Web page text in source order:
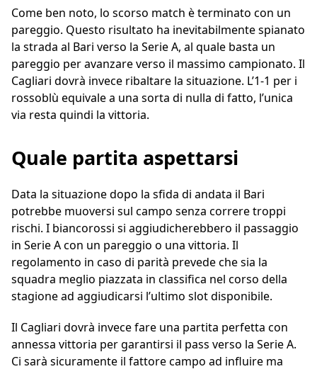
Come ben noto, lo scorso match è terminato con un
pareggio. Questo risultato ha inevitabilmente spianato
la strada al Bari verso la Serie A, al quale basta un
pareggio per avanzare verso il massimo campionato. Il
Cagliari dovrà invece ribaltare la situazione. L’1-1 per i
rossoblù equivale a una sorta di nulla di fatto, l’unica
via resta quindi la vittoria.
Quale partita aspettarsi
Data la situazione dopo la sfida di andata il Bari
potrebbe muoversi sul campo senza correre troppi
rischi. I biancorossi si aggiudicherebbero il passaggio
in Serie A con un pareggio o una vittoria. Il
regolamento in caso di parità prevede che sia la
squadra meglio piazzata in classifica nel corso della
stagione ad aggiudicarsi l’ultimo slot disponibile.
Il Cagliari dovrà invece fare una partita perfetta con
annessa vittoria per garantirsi il pass verso la Serie A.
Ci sarà sicuramente il fattore campo ad influire ma